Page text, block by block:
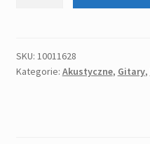
1
(N)
SKU: 10011628
Kategorie: Akustyczne, Gitary,